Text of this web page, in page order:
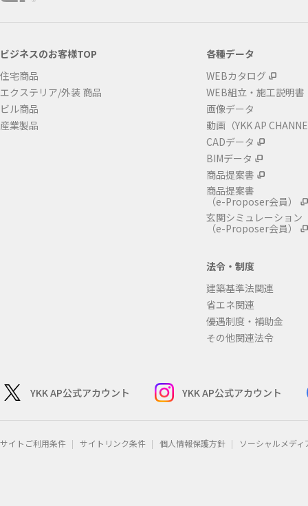
ビジネスのお客様TOP
住宅商品
エクステリア/外装 商品
ビル商品
産業製品
各種データ
WEBカタログ
WEB組立・施工説明書
画像データ
動画（YKK AP
CADデータ
BIMデータ
商品提案書
商品提案書
（e-Proposer会員）
玄関シミュレーション
（e-Proposer会員）
法令・制度
建築基準法関連
省エネ関連
優遇制度・補助金
その他関連法令
YKK AP公式アカウント YKK AP公式アカウント
サイトご利用条件 サイトリンク条件 個人情報保護方針 ソーシャルメデ